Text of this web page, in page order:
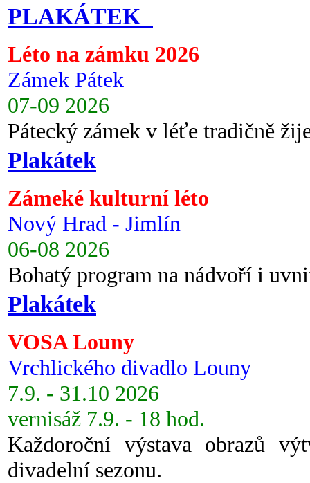
PLAKÁTEK
Léto na zámku 2026
Zámek Pátek
07-09 2026
Pátecký zámek v léťe tradičně
Plakátek
Zámeké kulturní léto
Nový Hrad - Jimlín
06-08 2026
Bohatý program na nádvoří i
Plakátek
VOSA Louny
Vrchlického divadlo Louny
7.9. - 31.10 2026
vernisáž 7.9. - 18 hod.
Každoroční výstava obrazů
divadelní sezonu.